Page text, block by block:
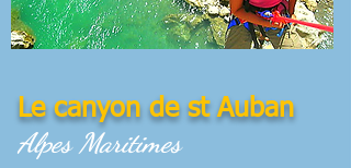
Le canyon de st Auban
Alpes Maritimes